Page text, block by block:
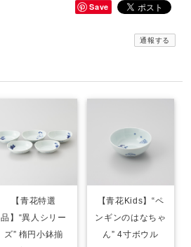
Save
通報する
【青花特選
品】“異人シリー
ズ” 楕円小鉢揃
【青花Kids】“ペ
ンギンのはなちゃ
ん” 4寸ボウル